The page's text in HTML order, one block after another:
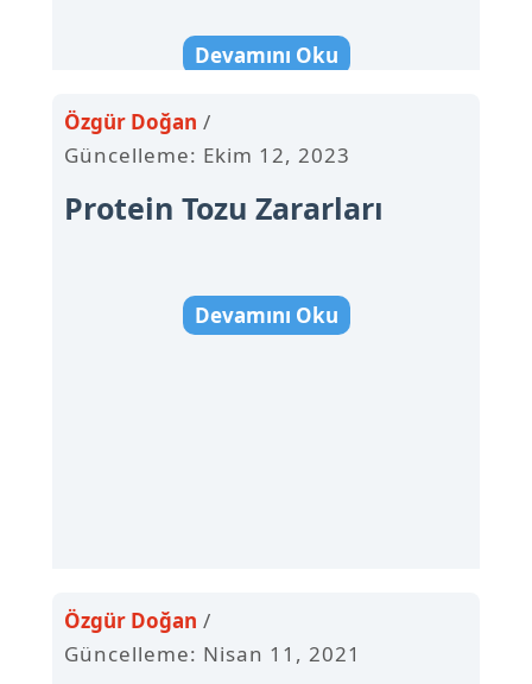
Devamını Oku
Protein Tozu Zararları
Güncelleme: Ekim 12, 2023
Özgür Doğan
Devamını Oku
Güncelleme: Nisan 11, 2021
Özgür Doğan